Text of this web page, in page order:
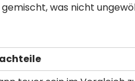
was nicht